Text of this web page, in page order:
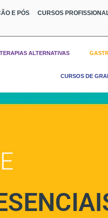
E PÓS CURSOS
TERAPIAS ALTERNATIVAS
CURSOS DE